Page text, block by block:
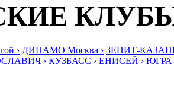
› ДИНАМО Москва › ЗЕНИТ-
› КУЗБАСС › ЕНИСЕЙ ›